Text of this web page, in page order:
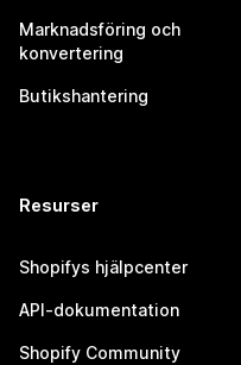
Marknadsföring och
konvertering
Butikshantering
Resurser
Shopifys hjälpcenter
API-dokumentation
Shopify Community